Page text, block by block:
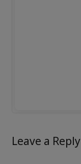
Leave a Reply